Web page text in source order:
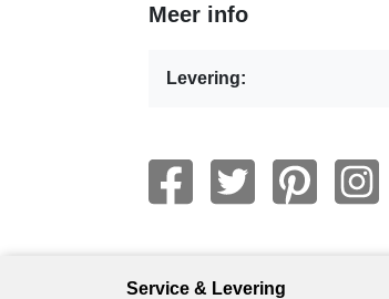
Meer info
Levering:
Service & Levering